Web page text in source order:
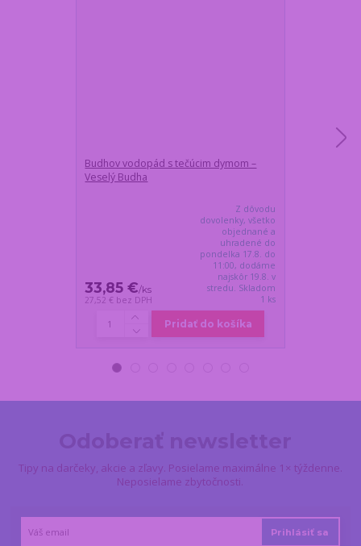
Budhov vodopád s tečúcim dymom –
Veselý Budha
33,85 €/ks
27,52 € bez DPH
Z dôvodu
dovolenky, všetko
objednané a
uhradené do
pondelka 17.8. do
11:00, dodáme
najskôr 19.8. v
stredu. Skladom
1 ks
Pridať do košíka
Tipy na darčeky, akcie a zľavy. Posielame maximálne 1× týždenne.
Neposielame zbytočnosti.
Prihlásiť sa